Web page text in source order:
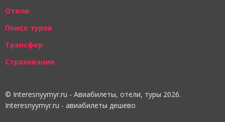
Отели
Поиск туров
Трансфер
Страхование
© Interesnyymyr.ru - Авиабилеты, отели, туры 2026.
Interesnyymyr.ru - авиабилеты дешево